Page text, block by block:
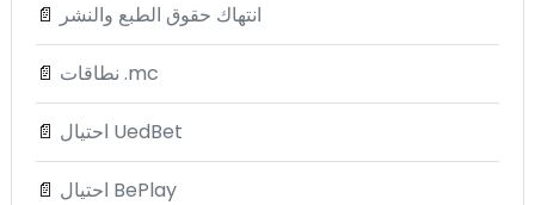
📄 انتهاك حقوق الطبع والنشر
📄 نطاقات .mc
📄 احتيال UedBet
📄 احتيال BePlay